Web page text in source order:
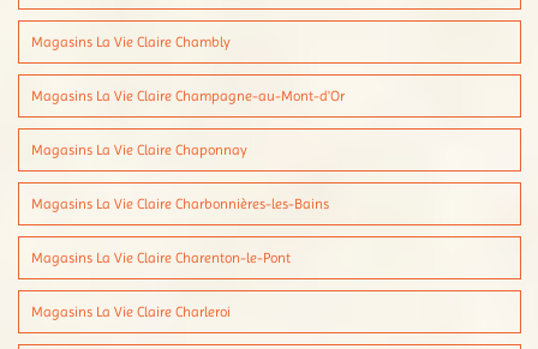
Magasins La Vie Claire Chambly
Magasins La Vie Claire Champagne-au-Mont-d'Or
Magasins La Vie Claire Chaponnay
Magasins La Vie Claire Charbonnières-les-Bains
Magasins La Vie Claire Charenton-le-Pont
Magasins La Vie Claire Charleroi